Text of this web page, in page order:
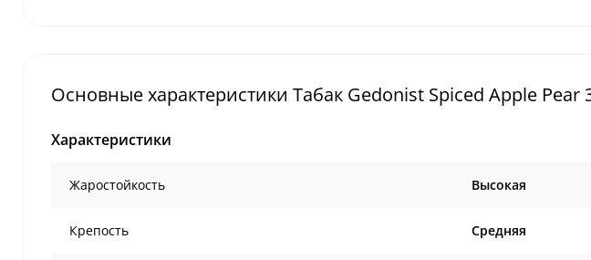
Основные характеристики Табак Gedonist Spiced Apple
Характеристики
Жаростойкость Высокая
Крепость Средняя